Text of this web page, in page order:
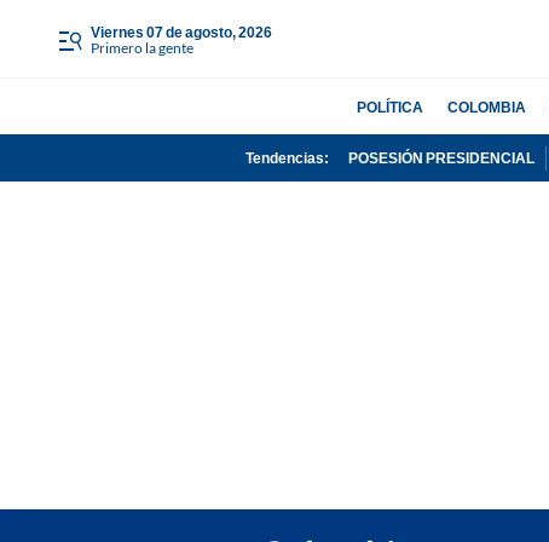
viernes 07 de agosto, 2026
Primero la gente
POLÍTICA COLOMBIA
Tendencias: POSESIÓN PRESIDENCIAL